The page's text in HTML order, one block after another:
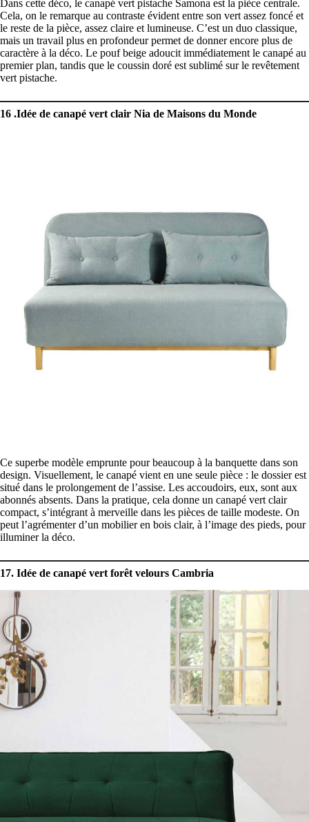
Dans cette déco, le canapé vert pistache Samona est la pièce centrale.
Cela, on le remarque au contraste évident entre son vert assez foncé et
le reste de la pièce, assez claire et lumineuse. C’est un duo classique,
mais un travail plus en profondeur permet de donner encore plus de
caractère à la déco. Le pouf beige adoucit immédiatement le canapé au
premier plan, tandis que le coussin doré est sublimé sur le revêtement
vert pistache.
16 .Idée de canapé vert clair Nia de Maisons du Monde
Ce superbe modèle emprunte pour beaucoup à la banquette dans son
design. Visuellement, le canapé vient en une seule pièce : le dossier est
situé dans le prolongement de l’assise. Les accoudoirs, eux, sont aux
abonnés absents. Dans la pratique, cela donne un canapé vert clair
compact, s’intégrant à merveille dans les pièces de taille modeste. On
peut l’agrémenter d’un mobilier en bois clair, à l’image des pieds, pour
illuminer la déco.
17. Idée de canapé vert forêt velours Cambria